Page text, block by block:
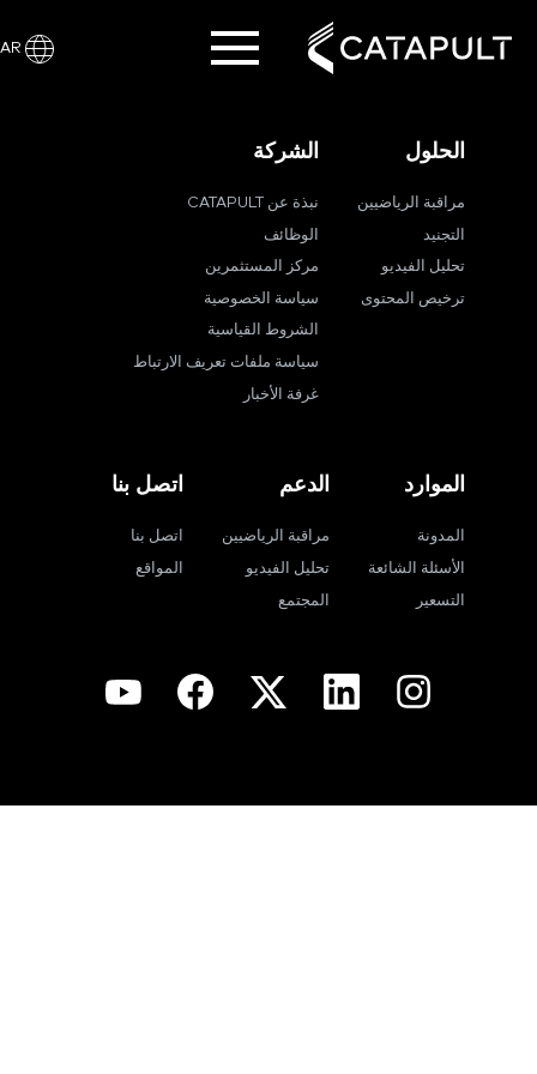
الحلول
مراقبة الرياضيين
التجنيد
تحليل الفيديو
ترخيص المحتوى
الشركة
نبذة عن CATAPULT
الوظائف
مركز المستثمرين
سياسة الخصوصية
الشروط القياسية
سياسة ملفات تعريف الارتباط
غرفة الأخبار
الموارد
المدونة
الأسئلة الشائعة
التسعير
الدعم
مراقبة الرياضيين
تحليل الفيديو
المجتمع
اتصل بنا
اتصل بنا
المواقع